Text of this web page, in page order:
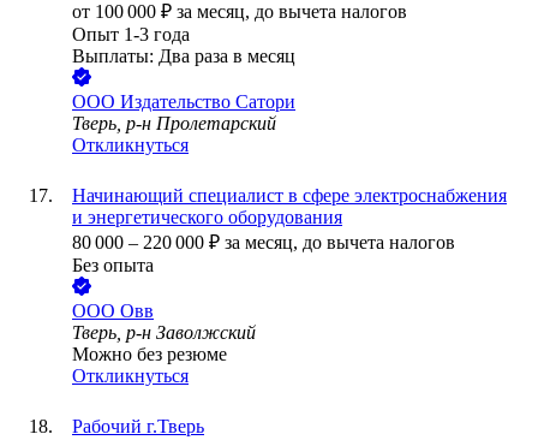
от 100 000 ₽ за месяц, до вычета налогов
Опыт 1-3 года
Выплаты: Два раза в месяц
ООО Издательство Сатори
Тверь, р-н Пролетарский
Откликнуться
Начинающий специалист в сфере электроснабжения
и энергетического оборудования
80 000 – 220 000 ₽ за месяц, до вычета налогов
Без опыта
ООО Овв
Тверь, р-н Заволжский
Можно без резюме
Откликнуться
Рабочий г.Тверь